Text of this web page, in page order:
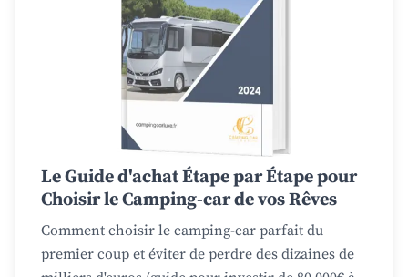
Le Guide d'achat Étape par Étape pour
Choisir le Camping-car de vos Rêves
Comment choisir le camping-car parfait du
premier coup et éviter de perdre des dizaines de